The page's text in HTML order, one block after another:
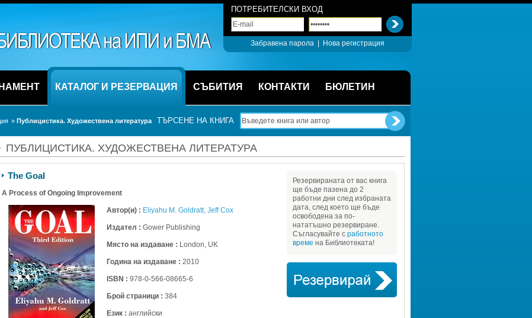
ПОТРЕБИТЕЛСКИ ВХОД
Забравена парола Нова регистрация
КАТАЛОГ И РЕЗЕРВАЦИЯ СЪБИТИЯ КОНТАКТИ БЮЛЕТИН
» Публицистика. Художествена литература ТЪРСЕНЕ НА КНИГА
ПУБЛИЦИСТИКА. ХУДОЖЕСТВЕНА ЛИТЕРАТУРА
The Goal
A Process of Ongoing Improvement
Автор(и) : Eliyahu M. Goldratt, Jeff Cox
Издател : Gower Publishing
Място на издаване : London, UK
Година на издаване : 2010
ISBN : 978-0-566-08665-6
Брой страници : 384
Език : английски
Резервираната от вас книга
ще бъде пазена до 2
работни дни след избраната
дата, след което ще бъде
освободена за по-
нататъшно резервиране.
Съгласувайте с работното
време на Библиотеката!